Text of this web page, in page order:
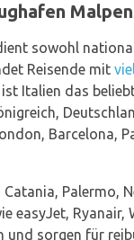
sowohl
Reisende mit
Italien das
Barcelona,
Palermo,
easyJet, Ryanair,
und sorgen für